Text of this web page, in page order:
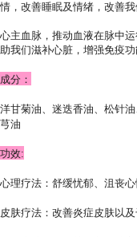
情，改善睡眠及情绪，改善我
心主血脉，推动血液在脉中
助我们滋补心脏，增强免疫功
成分：
洋甘菊油、迷迭香油、松针
芎油
功效:
心理疗法：舒缓忧郁、沮丧
皮肤疗法：改善炎症皮肤以